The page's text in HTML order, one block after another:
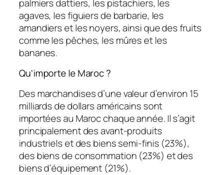
palmiers dattiers, les pistachiers, les
agaves, les figuiers de barbarie, les
amandiers et les noyers, ainsi que des fruits
comme les pêches, les mûres et les
bananes.
Qu’importe le Maroc ?
Des marchandises d’une valeur d’environ 15
milliards de dollars américains sont
importées au Maroc chaque année. Il s’agit
principalement des avant-produits
industriels et des biens semi-finis (23%),
des biens de consommation (23%) et des
biens d’équipement (21%).